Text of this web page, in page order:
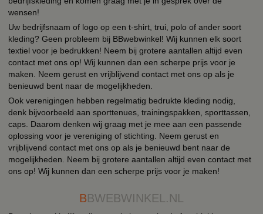
wensen!
Uw bedrijfsnaam of logo op een t-shirt, trui, polo of ander soort
kleding? Geen probleem bij BBwebwinkel! Wij kunnen elk soort
textiel voor je bedrukken! Neem bij grotere aantallen altijd even
contact met ons op! Wij kunnen dan een scherpe prijs voor je
maken. Neem gerust en vrijblijvend contact met ons op als je
benieuwd bent naar de mogelijkheden.
Ook verenigingen hebben regelmatig bedrukte kleding nodig,
denk bijvoorbeeld aan sporttenues, trainingspakken, sporttassen,
caps. Daarom denken wij graag met je mee aan een passende
oplossing voor je vereniging of stichting. Neem gerust en
vrijblijvend contact met ons op als je benieuwd bent naar de
mogelijkheden. Neem bij grotere aantallen altijd even contact met
ons op! Wij kunnen dan een scherpe prijs voor je maken!
BBWEBWINKEL.NL